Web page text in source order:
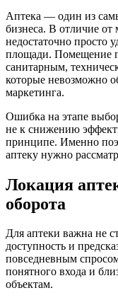
Аптека — один из
бизнеса. В отличие от
недостаточно просто
площади. Помещение
санитарным,
которые невозможно
маркетинга.
Ошибка на этапе
не к снижению
принципе. Именно
аптеку нужно
Локация
оборота
Для аптеки важна не
доступность и
повседневным
понятного входа и
объектам.